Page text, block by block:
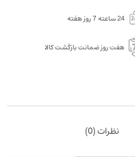
24 ساعته 7 روز هفته
هفت روز ضمانت بازگشت کالا
نظرات (0
)